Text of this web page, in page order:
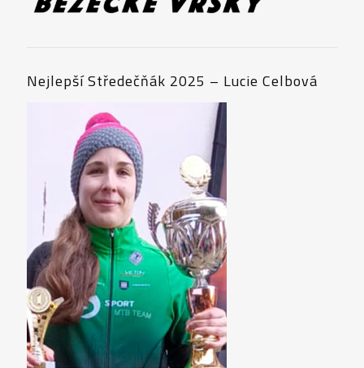
Nejlepší Středečňák 2025 – Lucie Celbová